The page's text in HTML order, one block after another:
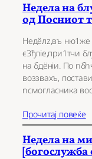
Недела на
од Посниот
Недёлz,въ ню1же
є3ђліе,при1тчи
на бдёніи. По
воззвaхъ,
nсмоглaсника
Прочитај повеќе
Недела на